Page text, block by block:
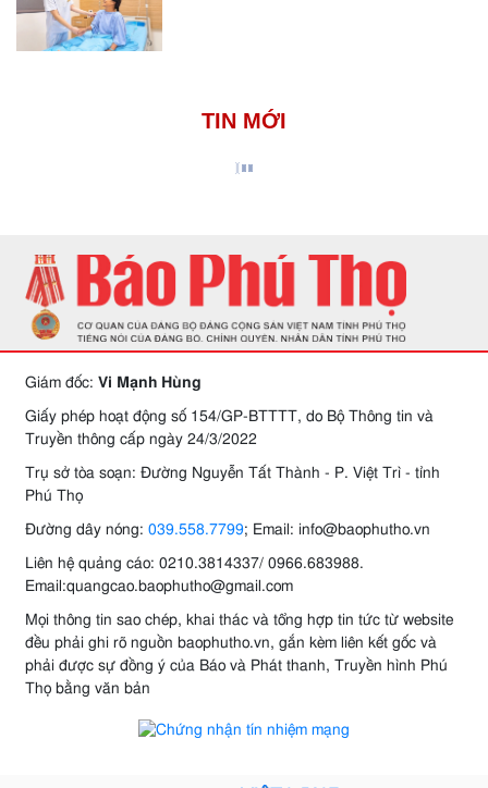
TIN MỚI
Giám đốc: Vi Mạnh Hùng
Giấy phép hoạt động số 154/GP-BTTTT, do Bộ Thông tin và
Truyền thông cấp ngày 24/3/2022
Trụ sở tòa soạn: Đường Nguyễn Tất Thành - P. Việt Trì - tỉnh
Phú Thọ
Đường dây nóng: 039.558.7799; Email: info@baophutho.vn
Liên hệ quảng cáo: 0210.3814337/ 0966.683988.
Email:quangcao.baophutho@gmail.com
Mọi thông tin sao chép, khai thác và tổng hợp tin tức từ website
đều phải ghi rõ nguồn baophutho.vn, gắn kèm liên kết gốc và
phải được sự đồng ý của Báo và Phát thanh, Truyền hình Phú
Thọ bằng văn bản